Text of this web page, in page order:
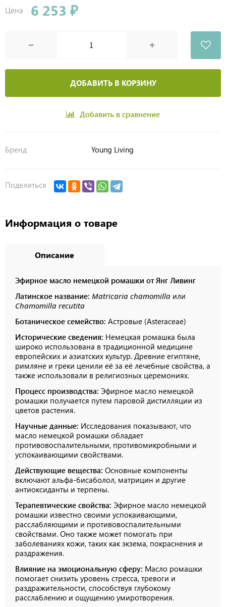
Цена 6 253 ₽
ДОБАВИТЬ В КОРЗИНУ
Добавить в сравнение
Бренд Young Living
Поделиться
Информация о товаре
Описание
Эфирное масло немецкой ромашки от Янг Ливинг
Латинское название: Matricaria chamomilla или
Chamomilla recutita
Ботаническое семейство: Астровые (Asteraceae)
Исторические сведения: Немецкая ромашка была
широко использована в традиционной медицине
европейских и азиатских культур. Древние египтяне,
римляне и греки ценили её за её лечебные свойства, а
также использовали в религиозных церемониях.
Процесс производства: Эфирное масло немецкой
ромашки получается путем паровой дистилляции из
цветов растения.
Научные данные: Исследования показывают, что
масло немецкой ромашки обладает
противовоспалительными, противомикробными и
успокаивающими свойствами.
Действующие вещества: Основные компоненты
включают альфа-бисаболол, матрицин и другие
антиоксиданты и терпены.
Терапевтические свойства: Эфирное масло немецкой
ромашки известно своими успокаивающими,
расслабляющими и противовоспалительными
свойствами. Оно также может помогать при
заболеваниях кожи, таких как экзема, покраснения и
раздражения.
Влияние на эмоциональную сферу: Масло ромашки
помогает снизить уровень стресса, тревоги и
раздражительности, способствуя глубокому
расслаблению и ощущению умиротворения.